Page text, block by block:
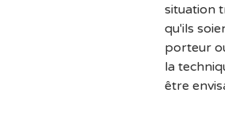
situation
qu'ils
porteur
la
être